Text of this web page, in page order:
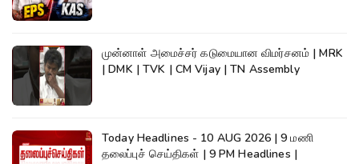
முன்னாள் அமைச்சர் கடுமையான விமர்சனம் | MRK
| DMK | TVK | CM Vijay | TN Assembly
Today Headlines - 10 AUG 2026 | 9 மணி
தலைப்புச் செய்திகள் | 9 PM Headlines |